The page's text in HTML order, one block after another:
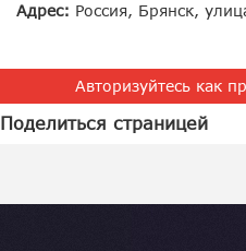
Адрес: Россия, Брянск,
Авторизуйтесь как
Поделиться страницей